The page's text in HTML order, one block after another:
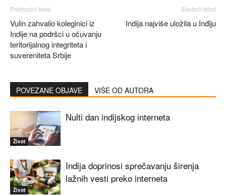
Prethodni tekst
Vulin zahvalio koleginici iz
Indije na podršci u očuvanju
teritorijalnog integriteta i
suvereniteta Srbije
Sledeći tekst
Indija najviše uložila u Inđiju
POVEZANE OBJAVE VIŠE OD AUTORA
Život
Nulti dan indijskog interneta
Život
Indija doprinosi sprečavanju širenja
lažnih vesti preko interneta